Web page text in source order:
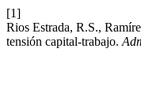
[1]
Rios Estrada, R.S.,
tensión capital-trabajo.